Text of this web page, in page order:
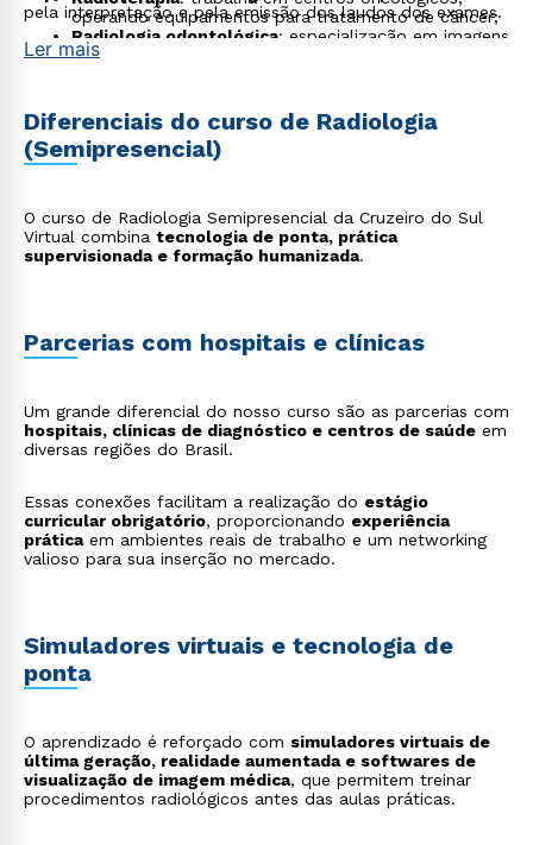
operando equipamentos para tratamento de câncer;
Radiologia odontológica: especialização em imagens
para dentistas e cirurgiões-dentistas, uma área com
Radiologia veterinária
: área em crescimento que
atua em hospitais veterinários e clínicas para animais;
Radiologia industrial
para inspecionar soldas, peças e estruturas em
pode assumir a coordenação de serviços de imagem,
gerenciando equipes e processos.
pela interpretação e pela emissão dos laudos dos exames.
Ler mais
Diferenciais do curso de Radiologia
(Semipresencial)
O curso de Radiologia Semipresencial da Cruzeiro do Sul
Virtual combina tecnologia de ponta, prática
supervisionada e formação humanizada.
Parcerias com hospitais e clínicas
Um grande diferencial do nosso curso são as parcerias com
hospitais, clínicas de diagnóstico e centros de saúde em
diversas regiões do Brasil.
Essas conexões facilitam a realização do estágio
curricular obrigatório, proporcionando experiência
práticaem ambientes reais de trabalho e um networking
valioso para sua inserção no mercado.
Simuladores virtuais e tecnologia de
ponta
O aprendizado é reforçado com simuladores virtuais de
última geração, realidade aumentada e softwares de
visualização de imagem médica, que permitem treinar
procedimentos radiológicos antes das aulas práticas.